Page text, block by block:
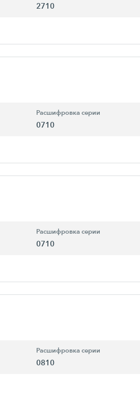
2710
Расшифровка серии
0710
Расшифровка серии
0710
Расшифровка серии
0810